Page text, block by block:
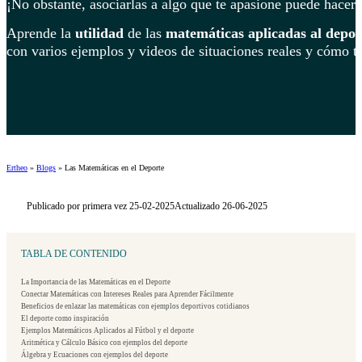
¡No obstante, asociarlas a algo que te apasione puede
Aprende la utilidad de las matemáticas aplicadas al
con varios ejemplos y videos de situaciones reales y cómo
Ertheo » Blogs » Las Matemáticas en el Deporte
Publicado por primera vez 25-02-2025Actualizado 26-06-2025
TABLA DE CONTENIDO
La Importancia de las Matemáticas en el Deporte
Conectar Matemáticas con Intereses Reales para Aprender Fácilmente
Beneficios de enlazar las matemáticas con ejemplos deportivos cotidianos
El deporte como inspiración
Ejemplos Matemáticos Aplicados al Fútbol y el deporte
Aritmética y Cálculo Básico con ejemplos del deporte
Álgebra y Ecuaciones con ejemplos del deporte